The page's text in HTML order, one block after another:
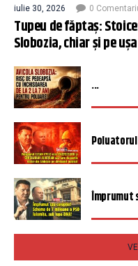
iulie 30, 2026 0
Tupeu de făptaș:
Slobozia, chiar și pe
...
Poluatorul
Împrumut